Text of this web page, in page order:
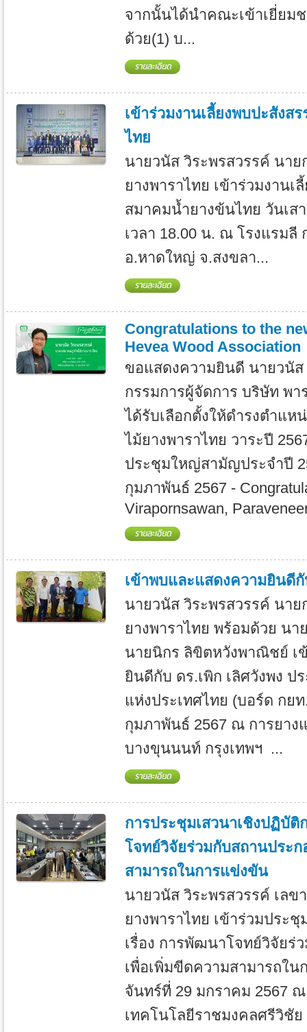
จากนั้นได้นำคณะเข้าเยี่ยม
ด้วย(1) บ...
เข้าร่วมงานเลี้ยงพบปะสังส
ไทย
นายวนัส วิระพรสวรรค์ นา
ยางพาราไทย เข้าร่วมงานเ
สมาคมน้ำยางข้นไทย วันเส
เวลา 18.00 น. ณ โรงแรมลี
อ.หาดใหญ่ จ.สงขลา...
Congratulations to the
Hevea Wood Association
ขอแสดงความยินดี นายวนัส
กรรมการผู้จัดการ บริษัท พา
ได้รับเลือกตั้งให้ดำรงตำแห
ไม้ยางพาราไทย วาระปี
ประชุมใหญ่สามัญประจำปี
กุมภาพันธ์ 2567 -
Virapornsawan,
เข้าพบและแสดงความยินดี
นายวนัส วิระพรสวรรค์ นา
ยางพาราไทย พร้อมด้วย น
นายนิกร ลิขิตหวังพาณิชย์ เ
ยินดีกับ ดร.เพิก เลิศวังพง ป
แห่งประเทศไทย (บอร์ด กย
กุมภาพันธ์ 2567 ณ การยาง
บางขุนนนท์ กรุงเทพฯ ...
การประชุมเสวนาเชิงปฏิบัติ
โจทย์วิจัยร่วมกับสถานประ
สามารถในการแข่งขัน
นายวนัส วิระพรสวรรค์ เลข
ยางพาราไทย เข้าร่วมประ
เรื่อง การพัฒนาโจทย์วิจัยร่
เพื่อเพิ่มขีดความสามารถใน
จันทร์ที่ 29 มกราคม 2567
เทคโนโลยีราชมงคลศรีวิชัย